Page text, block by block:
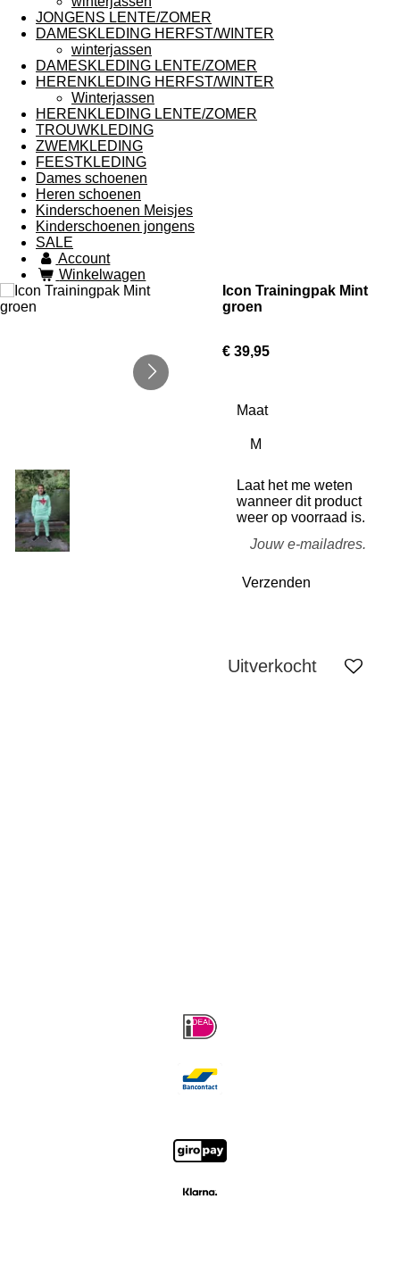
JONGENS LENTE/ZOMER
DAMESKLEDING HERFST/WINTER
winterjassen
DAMESKLEDING LENTE/ZOMER
HERENKLEDING HERFST/WINTER
Winterjassen
HERENKLEDING LENTE/ZOMER
TROUWKLEDING
ZWEMKLEDING
FEESTKLEDING
Dames schoenen
Heren schoenen
Kinderschoenen Meisjes
Kinderschoenen jongens
SALE
Account
Winkelwagen
Icon Trainingpak Mint
groen
€ 39,95
Maat
Laat het me weten
wanneer dit product
weer op voorraad is.
Verzenden
Uitverkocht